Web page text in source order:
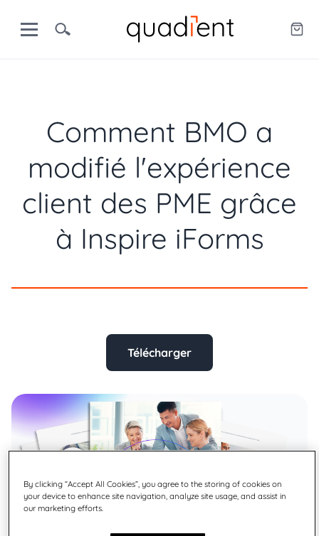
Comment BMO a
modifié l'expérience
client des PME grâce
à Inspire iForms
Télécharger
By clicking “Accept All Cookies”, you agree to the storing of cookies on
your device to enhance site navigation, analyze site usage, and assist in
our marketing efforts.